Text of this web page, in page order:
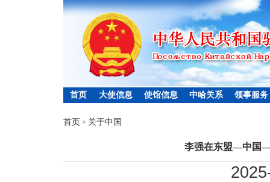
首页 大使信息 使馆信息 中哈关系 领事服务
首页 > 关于中国
李强在东盟—中国—